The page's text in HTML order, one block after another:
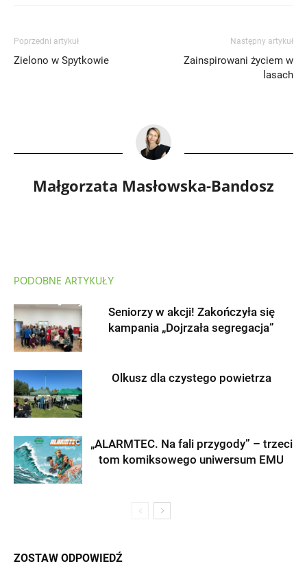
Poprzedni artykuł
Zielono w Spytkowie
Następny artykuł
Zainspirowani życiem w
lasach
Małgorzata Masłowska-Bandosz
PODOBNE ARTYKUŁY
Seniorzy w akcji! Zakończyła się
kampania „Dojrzała segregacja”
Olkusz dla czystego powietrza
„ALARMTEC. Na fali przygody” – trzeci
tom komiksowego uniwersum EMU
ZOSTAW ODPOWIEDŹ